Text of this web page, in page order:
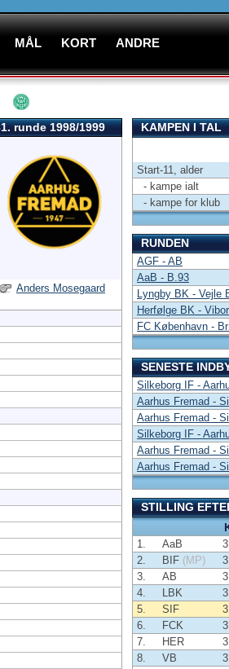
MÅL KORT ANDRE
runde 1998/1999
Anders Mosegaard
KAMPEN I TAL
Start-11, alder
- kampe ialt
- kampe for klub
RUNDEN
AGF - AB
AaB - B.93
Lyngby BK - Vejle
Herfølge BK -
FC København -
SENESTE
Silkeborg IF -
Aarhus Fremad -
Aarhus Fremad -
Silkeborg IF -
Aarhus Fremad -
Aarhus Fremad -
STILLING
1. AaB
2.
BIF (MP)
3.
AB
4.
LBK
5.
SIF
6.
FCK
7.
HER
8.
VB